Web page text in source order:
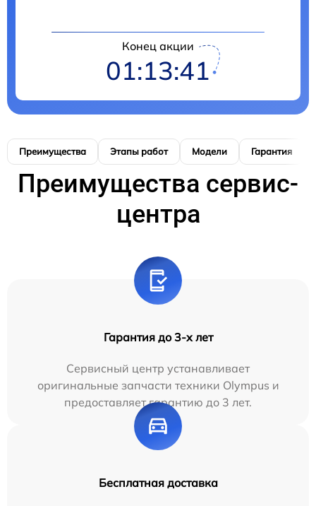
Конец акции
01:13:41
Преимущества Этапы работ Модели Гарантия
Преимущества сервис-
центра
Гарантия до 3-х лет
Сервисный центр устанавливает
оригинальные запчасти техники Olympus и
предоставляет гарантию до 3 лет.
Бесплатная доставка